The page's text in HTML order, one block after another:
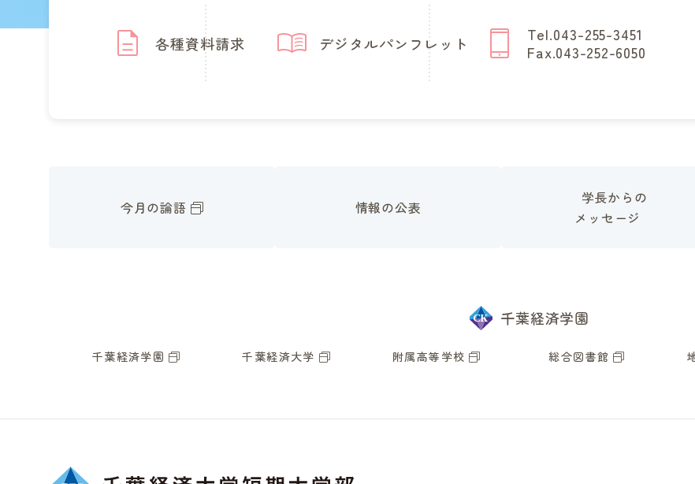
各種資料請求 デジタルパンフレット
Tel.043-255-3451
Fax.043-252-6050
今月の論語 情報の公表
学長からの
メッセージ
千葉経済学園
千葉経済学園 千葉経済大学 附属高等学校 総合図書館